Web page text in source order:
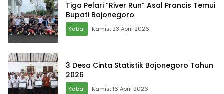
Tiga Pelari “River Run” Asal Prancis Temui
Bupati Bojonegoro
Kabar Kamis, 23 April 2026
3 Desa Cinta Statistik Bojonegoro Tahun
2026
Kabar Kamis, 16 April 2026